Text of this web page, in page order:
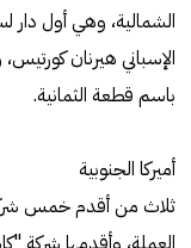
الشمالية، وهي أول دار
الإسباني هيرنان
باسم قطعة الثمانية.
أميركا الجنوبية
ثلاث من أقدم خمس